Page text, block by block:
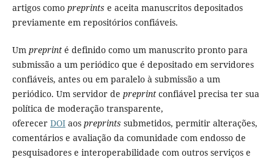
artigos como preprints e aceita manuscritos depositados
previamente em repositórios confiáveis.
Um preprint é definido como um manuscrito pronto para
submissão a um periódico que é depositado em servidores
confiáveis, antes ou em paralelo à submissão a um
periódico. Um servidor de preprintconfiável precisa ter sua
política de moderação transparente,
oferecer DOIaos preprints submetidos, permitir alterações,
comentários e avaliação da comunidade com endosso de
pesquisadores e interoperabilidade com outros serviços e